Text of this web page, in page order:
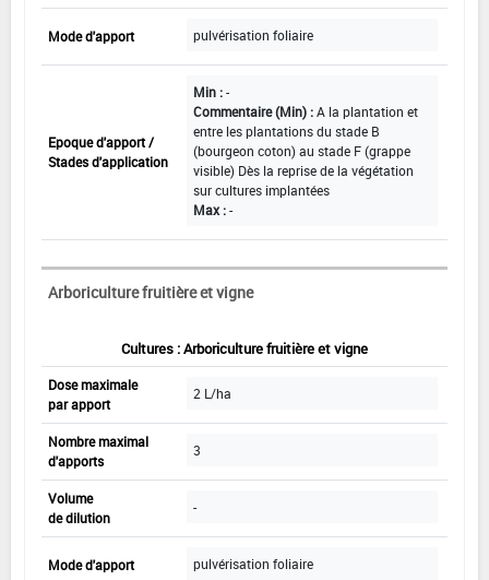
Mode d'apport pulvérisation foliaire
Epoque d'apport /
Stades d'application
Min :-
Commentaire (Min) :A la plantation et
entre les plantations du stade B
(bourgeon coton) au stade F (grappe
visible) Dès la reprise de la végétation
sur cultures implantées
Max :-
Arboriculture fruitière et vigne
Cultures : Arboriculture fruitière et vigne
Dose maximale
par apport
2 L/ha
Nombre maximal
d'apports
3
Volume
de dilution
-
Mode d'apport pulvérisation foliaire